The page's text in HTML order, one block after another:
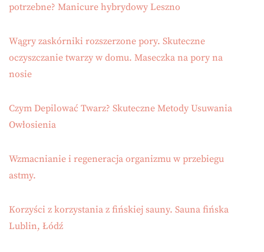
potrzebne? Manicure hybrydowy Leszno
Wągry zaskórniki rozszerzone pory. Skuteczne
oczyszczanie twarzy w domu. Maseczka na pory na
nosie
Czym Depilować Twarz? Skuteczne Metody Usuwania
Owłosienia
Wzmacnianie i regeneracja organizmu w przebiegu
astmy.
Korzyści z korzystania z fińskiej sauny. Sauna fińska
Lublin, Łódź